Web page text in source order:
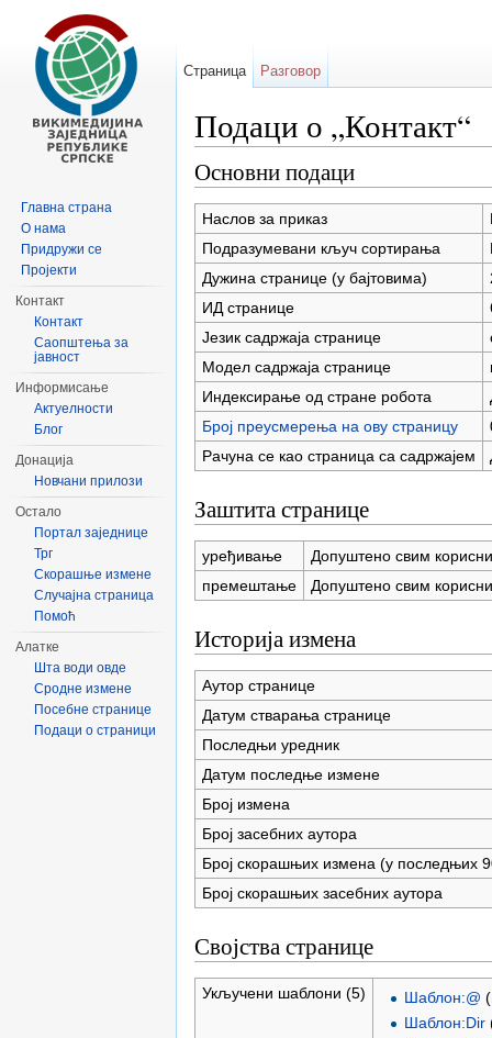
Подаци о „Контакт“
Иди на:навигацију,претрагу
Основни подаци
Наслов за приказ
Подразумевани кључ сортирања
Дужина странице (у бајтовима)
ИД странице
Језик садржаја странице
Модел садржаја странице
Индексирање од стране робота
Број преусмерења на ову страницу
Рачуна се као страница са садржајем
Заштита странице
уређивање
Допуштено свим
премештање
Допуштено свим
Историја измена
Аутор странице
Датум стварања странице
Последњи уредник
Датум последње измене
Број измена
Број засебних аутора
Број скорашњих измена (у последњих
Број скорашњих засебних аутора
Својства странице
Укључени шаблони (5) Шаблон:@ (
Шаблон:Dir
Страница Разговор
Главна страна
О нама
Придружи се
Пројекти
Контакт
Контакт
Саопштења за
јавност
Информисање
Актуелности
Блог
Донација
Новчани прилози
Остало
Портал заједнице
Трг
Скорашње измене
Случајна страница
Помоћ
Алатке
Шта води овде
Сродне измене
Посебне странице
Подаци о страници